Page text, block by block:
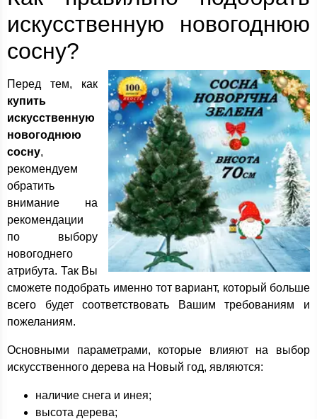
искусственную новогоднюю
сосну?
Перед тем, как
купить
искусственную
новогоднюю
сосну,
рекомендуем
обратить
внимание на
рекомендации
по выбору
новогоднего
атрибута. Так Вы
сможете подобрать именно тот вариант, который больше
всего будет соответствовать Вашим требованиям и
пожеланиям.
Основными параметрами, которые влияют на выбор
искусственного дерева на Новый год, являются:
наличие снега и инея;
высота дерева;